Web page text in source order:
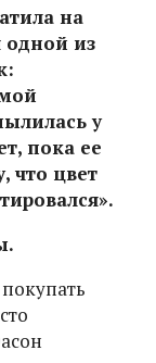
на
одной из
у
пока ее
что цвет